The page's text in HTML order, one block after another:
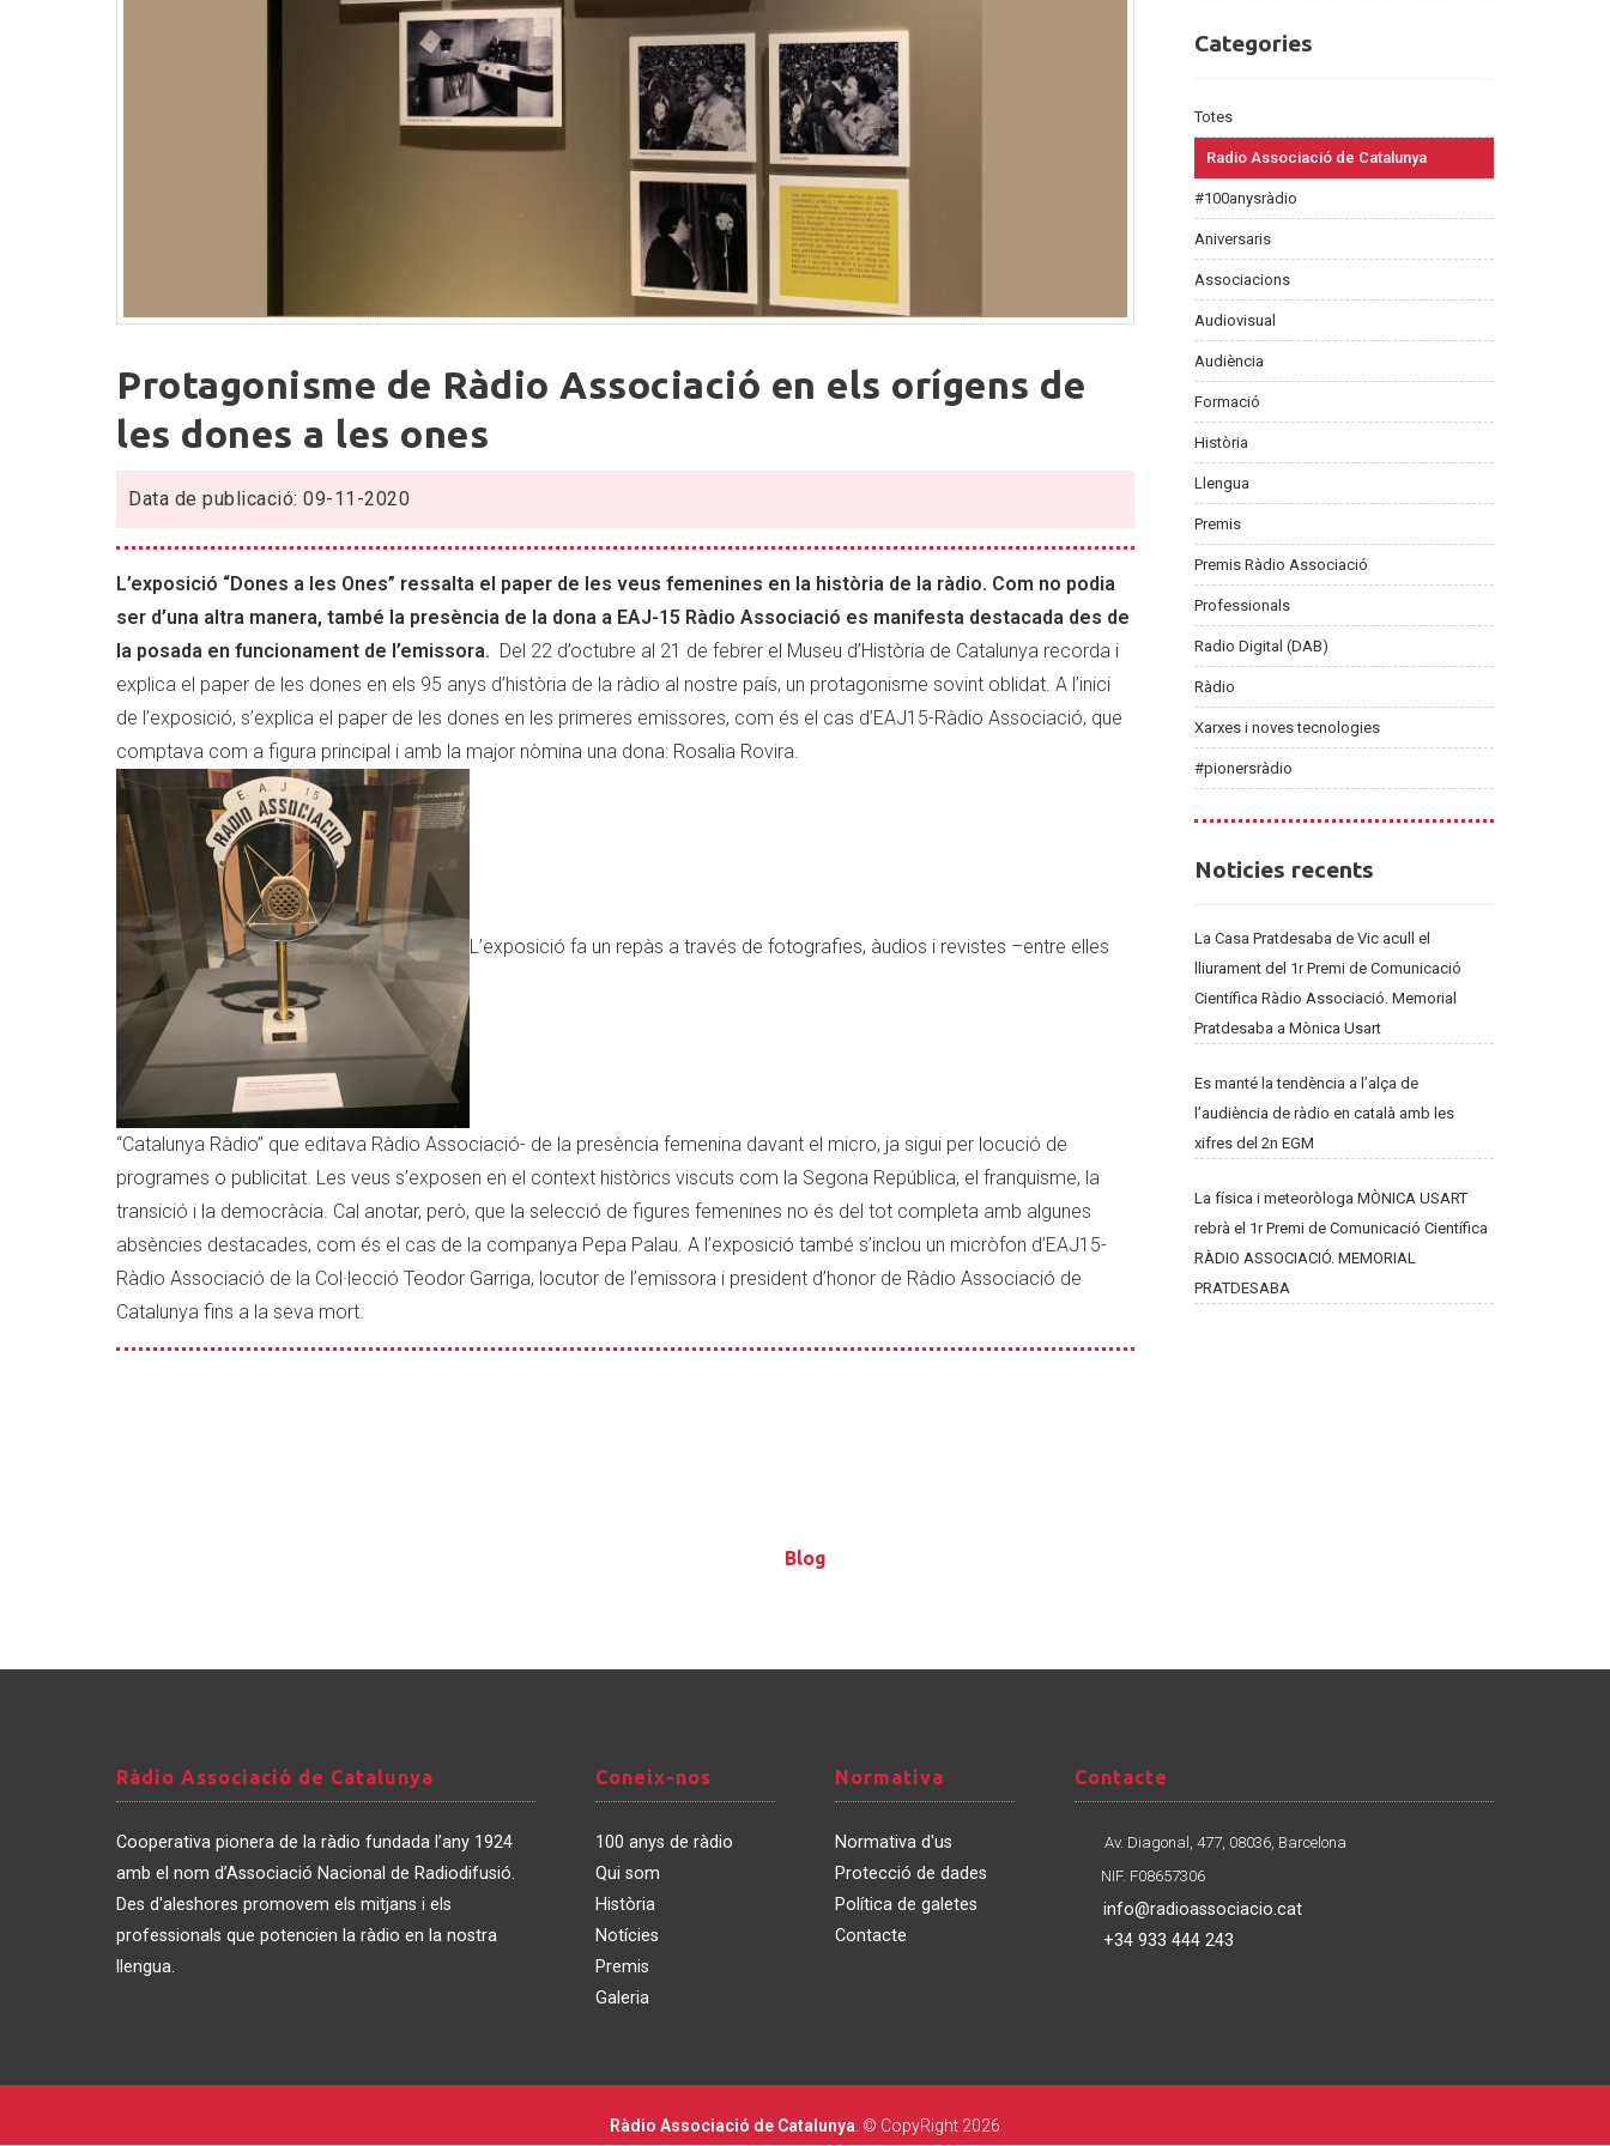
Protagonisme
de
Ràdio
Associació
en
els
orígens
de
les
dones
a
les
ones
Protagonisme de Ràdio Associació en els orígens de
les dones a les ones
Data de publicació: 09-11-2020
L’exposició “Dones a les Ones” ressalta el paper de les veus femenines en la història de la ràdio. Com no podia
ser d’una altra manera, també la presència de la dona a EAJ-15 Ràdio Associació es manifesta destacada des de
la posada en funcionament de l’emissora. Del 22 d’octubre al 21 de febrer el Museu d’Història de Catalunya recorda i
explica el paper de les dones en els 95 anys d’història de la ràdio al nostre país, un protagonisme sovint oblidat. A l’inici
de l’exposició, s’explica el paper de les dones en les primeres emissores, com és el cas d’EAJ15-Ràdio Associació, que
comptava com a figura principal i amb la major nòmina una dona: Rosalia Rovira.
L’exposició fa un repàs a través de fotografies, àudios i revistes –entre elles
“Catalunya Ràdio” que editava Ràdio Associació- de la presència femenina davant el micro, ja sigui per locució de
programes o publicitat. Les veus s’exposen en el context històrics viscuts com la Segona República, el franquisme, la
transició i la democràcia. Cal anotar, però, que la selecció de figures femenines no és del tot completa amb algunes
absències destacades, com és el cas de la companya Pepa Palau. A l’exposició també s’inclou un micròfon d’EAJ15-
Ràdio Associació de la Col·lecció Teodor Garriga, locutor de l’emissora i president d’honor de Ràdio Associació de
Catalunya fins a la seva mort.
Categories
Categories
Totes
Radio Associació de Catalunya
#100anysràdio
Aniversaris
Associacions
Audiovisual
Audiència
Formació
Història
Llengua
Premis
Premis Ràdio Associació
Professionals
Radio Digital (DAB)
Ràdio
Xarxes i noves tecnologies
#pionersràdio
Noticies
Noticies recents
La Casa Pratdesaba de Vic acull el
lliurament del 1r Premi de Comunicació
Científica Ràdio Associació. Memorial
Pratdesaba a Mònica Usart
Es manté la tendència a l’alça de
l’audiència de ràdio en català amb les
xifres del 2n EGM
La física i meteoròloga MÒNICA USART
rebrà el 1r Premi de Comunicació Científica
RÀDIO ASSOCIACIÓ. MEMORIAL
PRATDESABA
Blog
Blog
Ràdio
Associació
de
Catalunya
Ràdio Associació de Catalunya
Cooperativa pionera de la ràdio fundada l’any 1924
amb el nom d’Associació Nacional de Radiodifusió.
Des d'aleshores promovem els mitjans i els
professionals que potencien la ràdio en la nostra
llengua.
Coneix-
nos
Coneix-nos
100 anys de ràdio
Qui som
Història
Notícies
Premis
Galeria
Normativa
Normativa
Normativa d'us
Protecció de dades
Política de galetes
Contacte
Contacte
Contacte
Av. Diagonal, 477, 08036, Barcelona
NIF. F08657306
info@radioassociacio.cat
+34 933 444 243
Ràdio Associació de Catalunya . © CopyRight 2026